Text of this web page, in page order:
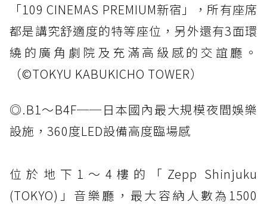
「109 CINEMAS PREMIUM新宿」，所有座席
都是講究舒適度的特等座位，另外還有3面環
繞的廣角劇院及充滿高級感的交誼廳。
（©️TOKYU KABUKICHO TOWER）
◎.B1～B4F──日本國內最大規模夜間娛樂
設施，360度LED設備高度臨場感
位於地下1～4樓的「Zepp Shinjuku
(TOKYO)」音樂廳，最大容納人數為1500